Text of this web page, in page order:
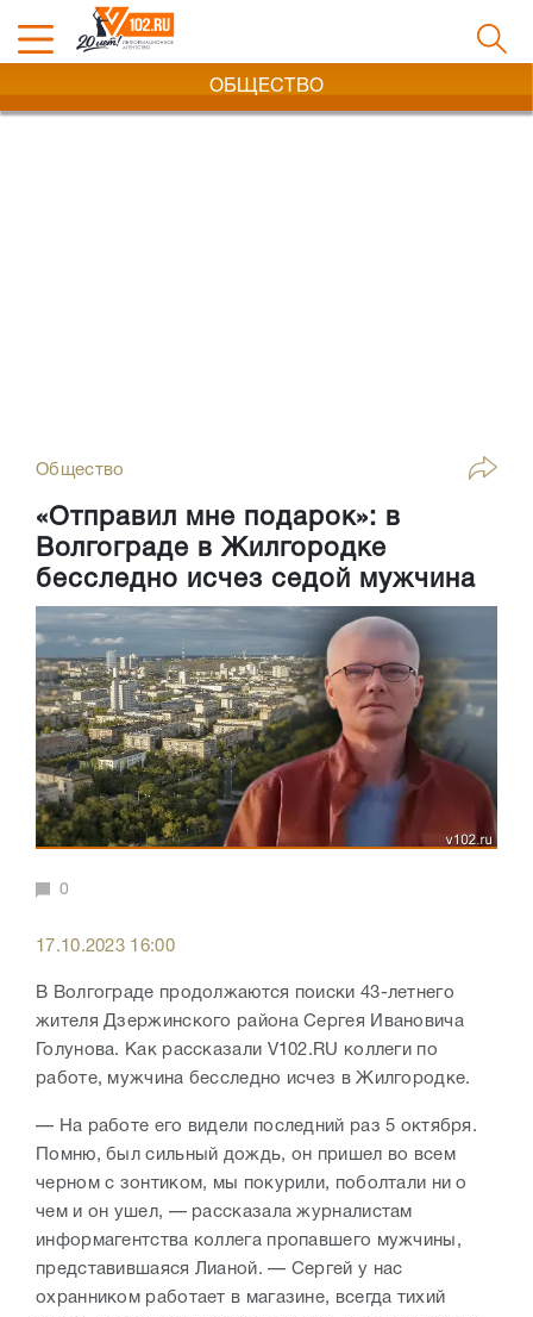
ОБЩЕСТВО
Общество
«Отправил мне подарок»: в
Волгограде в Жилгородке
бесследно исчез седой мужчина
0
17.10.2023 16:00
В Волгограде продолжаются поиски 43-летнего
жителя Дзержинского района Сергея Ивановича
Голунова. Как рассказали V102.RU коллеги по
работе, мужчина бесследно исчез в Жилгородке.
— На работе его видели последний раз 5 октября.
Помню, был сильный дождь, он пришел во всем
черном с зонтиком, мы покурили, поболтали ни о
чем и он ушел, — рассказала журналистам
информагентства коллега пропавшего мужчины,
представившаяся Лианой. — Сергей у нас
охранником работает в магазине, всегда тихий